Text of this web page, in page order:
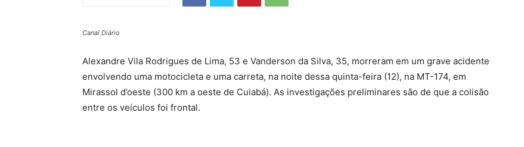
Canal Diário
Alexandre Vila Rodrigues de Lima, 53 e Vanderson da Silva, 35, morreram em um grave acidente
envolvendo uma motocicleta e uma carreta, na noite dessa quinta-feira (12), na MT-174, em
Mirassol d’oeste (300 km a oeste de Cuiabá). As investigações preliminares são de que a colisão
entre os veículos foi frontal.